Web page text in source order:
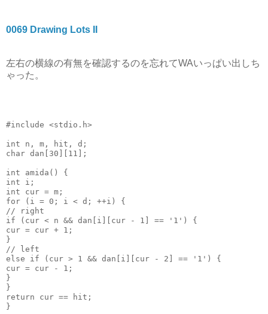
0069 Drawing Lots II
左右の横線の有無を確認するのを忘れてWAいっぱい出しち
ゃった。
#include <stdio.h>
int n, m, hit, d;
char dan[ 30 ][ 11 ];
int amida() {
int i;
int cur = m;
for (i = 0 ; i < d; ++i) {
// right
if (cur < n && dan[i][cur - 1 ] == '1' ) {
cur = cur + 1 ;
}
// left
else
if (cur > 1 && dan[i][cur - 2 ] == '1' ) {
cur = cur - 1 ;
}
}
return cur == hit;
}